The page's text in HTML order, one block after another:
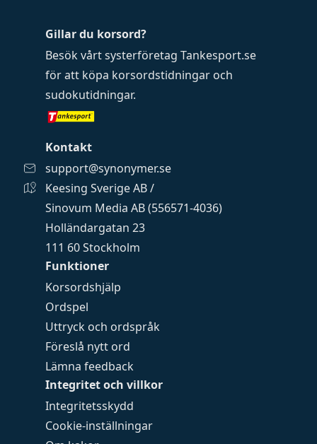
Funktioner
Korsordshjälp
Ordspel
Uttryck och ordspråk
Föreslå nytt ord
Lämna feedback
Integritet och villkor
Integritetsskydd
Cookie-inställningar
Gillar du korsord?
Besök vårt systerföretag Tankesport.se
för att köpa korsordstidningar och
sudokutidningar.
Kontakt
support@synonymer.se
Keesing Sverige AB /
Sinovum Media AB (556571-4036)
Holländargatan 23
111 60 Stockholm